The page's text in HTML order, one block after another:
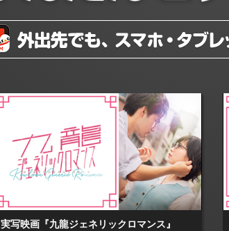
実写映画『九龍ジェネリックロマンス』